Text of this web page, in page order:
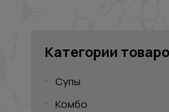
Категории
Супы
Комбо